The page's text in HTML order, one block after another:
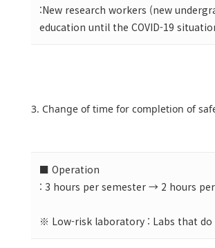
:New research workers (new
education until the COVID-19
3. Change of time for completion of
■ Operation
: 3 hours per semester → 2 hours
※ Low-risk laboratory : Labs that